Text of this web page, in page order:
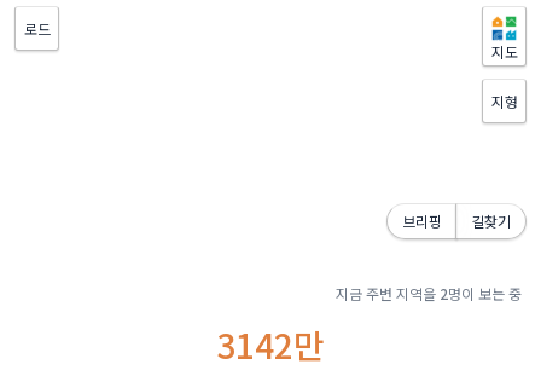
로드
지도
지형
브리핑 길찾기
지금 주변 지역을 2명이 보는 중
3142만